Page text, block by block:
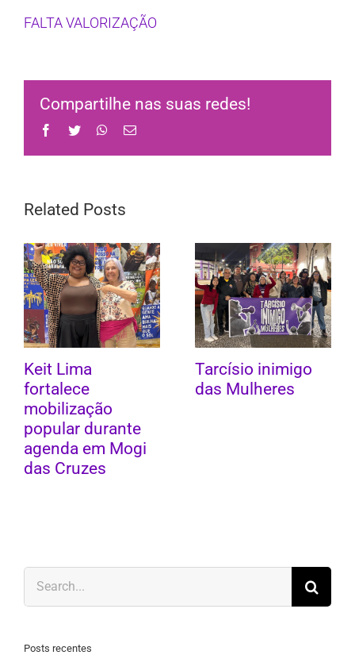
FALTA VALORIZAÇÃO
Compartilhe nas suas redes!
Facebook
Twitter WhatsApp
Email
Related Posts
Keit Lima
fortalece
mobilização
popular durante
agenda em Mogi
das Cruzes
Tarcísio inimigo
das Mulheres
for:
Posts recentes